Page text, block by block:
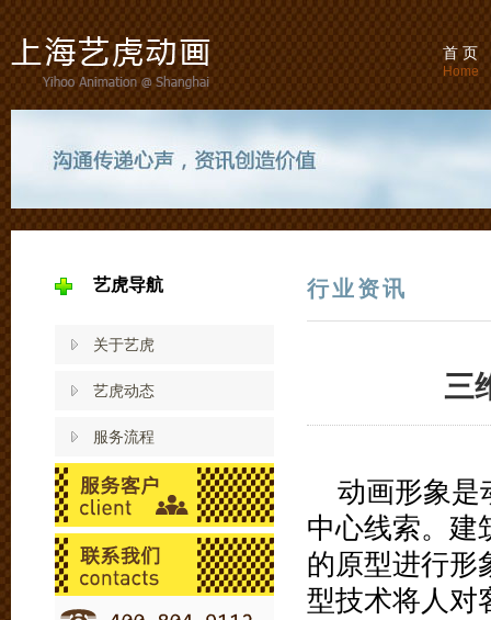
首 页
Home
艺虎导航
关于艺虎
艺虎动态
服务流程
行业资讯
三
动画形象是
中心线索。建
的原型进行形
型技术将人对